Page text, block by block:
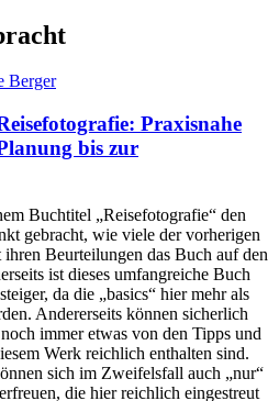
Berger
Praxisnahe
bis zur
Buchtitel „Reisefotografie“ den
gebracht, wie viele der vorherigen
Beurteilungen das Buch auf den
ist dieses umfangreiche Buch
da die „basics“ hier mehr als
Andererseits können sicherlich
immer etwas von den Tipps und
Werk reichlich enthalten sind.
sich im Zweifelsfall auch „nur“
die hier reichlich eingestreut